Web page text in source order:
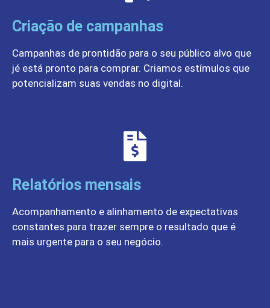
Criação de campanhas
Campanhas de prontidão para o seu público alvo que
jé está pronto para comprar. Criamos estímulos que
potencializam suas vendas no digital.
Relatórios mensais
Acompanhamento e alinhamento de expectativas
constantes para trazer sempre o resultado que é
mais urgente para o seu negócio.